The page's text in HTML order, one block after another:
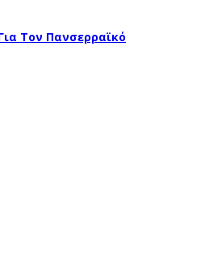
Τον Πανσερραϊκό